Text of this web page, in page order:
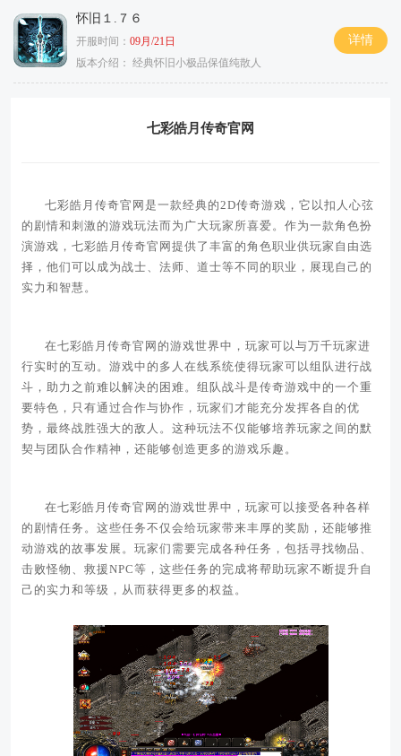
怀旧１.７６
开服时间： 09月/21日
版本介绍： 经典怀旧小极品保值纯散人
详情
七彩皓月传奇官网
七彩皓月传奇官网是一款经典的2D传奇游戏，它以扣人心弦
的剧情和刺激的游戏玩法而为广大玩家所喜爱。作为一款角色扮
演游戏，七彩皓月传奇官网提供了丰富的角色职业供玩家自由选
择，他们可以成为战士、法师、道士等不同的职业，展现自己的
实力和智慧。
在七彩皓月传奇官网的游戏世界中，玩家可以与万千玩家进
行实时的互动。游戏中的多人在线系统使得玩家可以组队进行战
斗，助力之前难以解决的困难。组队战斗是传奇游戏中的一个重
要特色，只有通过合作与协作，玩家们才能充分发挥各自的优
势，最终战胜强大的敌人。这种玩法不仅能够培养玩家之间的默
契与团队合作精神，还能够创造更多的游戏乐趣。
在七彩皓月传奇官网的游戏世界中，玩家可以接受各种各样
的剧情任务。这些任务不仅会给玩家带来丰厚的奖励，还能够推
动游戏的故事发展。玩家们需要完成各种任务，包括寻找物品、
击败怪物、救援NPC等，这些任务的完成将帮助玩家不断提升自
己的实力和等级，从而获得更多的权益。